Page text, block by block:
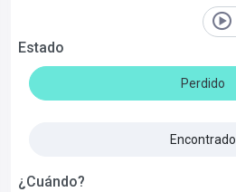
Estado
Perdido
Encontrado
¿Cuándo?